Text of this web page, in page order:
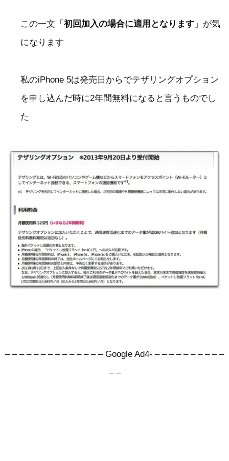
この一文「 初回加入の場合に適用となります 」が気
になります
私のiPhone 5は発売日からでテザリングオプション
を申し込んだ時に2年間無料になると言うものでし
た
– – – – – – – – – – – – – – Google Ad4- – – – – – – – – – –
– –